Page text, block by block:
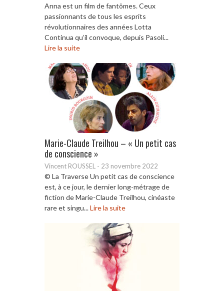
Anna est un film de fantômes. Ceux
passionnants de tous les esprits
révolutionnaires des années Lotta
Continua qu’il convoque, depuis Pasoli...
Lire la suite
Marie-Claude Treilhou – « Un petit cas
de conscience »
Vincent ROUSSEL - 23 novembre 2022
© La Traverse Un petit cas de conscience
est, à ce jour, le dernier long-métrage de
fiction de Marie-Claude Treilhou, cinéaste
rare et singu...Lire la suite